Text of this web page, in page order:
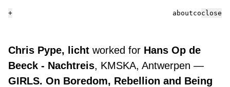
+ aboutcontact
Chris Pype, licht worked for Hans Op de
Beeck - Nachtreis, KMSKA, Antwerpen
GIRLS. On Boredom, Rebellion and Being
close